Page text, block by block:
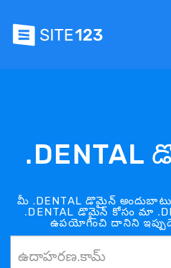
.DENTAL
మీ .DENTAL డొమైన్
.DENTAL డొమైన్ కోసం మా
ఉపయోగించి దానిని